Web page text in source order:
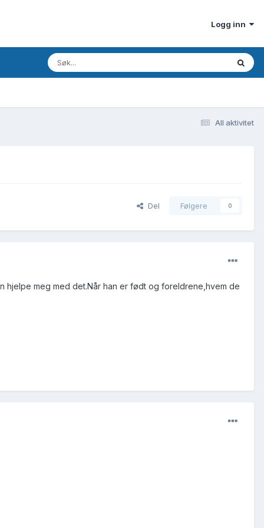
Logg inn
All aktivitet
Del Følgere 0
hjelpe meg med det.Når han er født og foreldrene,hvem de